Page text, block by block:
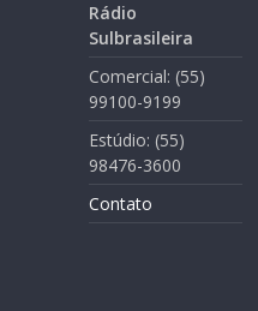
Rádio
Sulbrasileira
Comercial: (55)
99100-9199
Estúdio: (55)
98476-3600
Contato